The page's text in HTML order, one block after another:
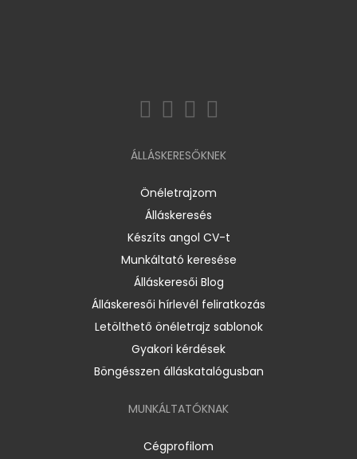
ÁLLÁSKERESŐKNEK
Önéletrajzom
Álláskeresés
Készíts angol CV-t
Munkáltató keresése
Álláskeresői Blog
Álláskeresői hírlevél feliratkozás
Letölthető önéletrajz sablonok
Gyakori kérdések
Böngésszen álláskatalógusban
MUNKÁLTATÓKNAK
Cégprofilom